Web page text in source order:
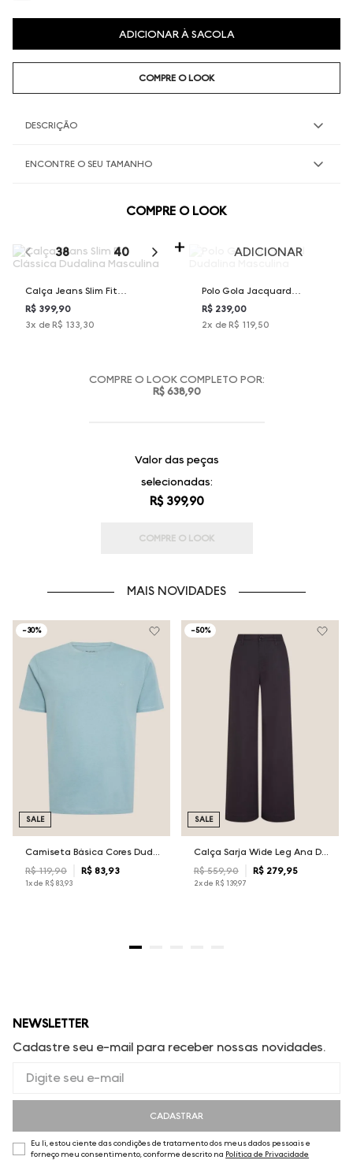
ADICIONAR À SACOLA
COMPRE O LOOK
DESCRIÇÃO
ENCONTRE O SEU TAMANHO
COMPRE O LOOK
38 40 42 44 46
Calça Jeans Slim Fit
Clássica Dudalina
Masculina
R$ 399,90
3x de R$ 133,30
ADICIONAR
Polo Gola Jacquard
Dudalina Masculina
R$ 239,00
2x de R$ 119,50
COMPRE O LOOK COMPLETO POR:
R$ 638,90
Valor das peças
selecionadas:
R$ 399,90
COMPRE O LOOK
MAIS NOVIDADES
-30%
R$ 119,90 R$ 83, 93
1x de R$ 83,93
SALE
-50%
Calça Sarja Wide Leg Ana Dudalina Feminina
R$ 559,90 R$ 279, 95
2x de R$ 139,97
SALE
NEWSLETTER
Cadastre seu e-mail para receber nossas novidades.
CADASTRAR
Eu li, estou ciente das condições de tratamento dos meus dados pessoais e
forneço meu consentimento, conforme descrito na Política de Privacidade